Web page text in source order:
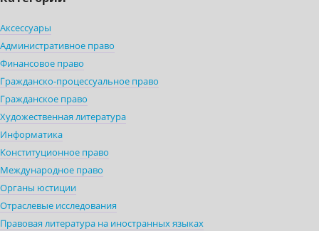
Аксессуары
Административное право
Финансовое право
Гражданско-процессуальное право
Гражданское право
Художественная литература
Информатика
Конституционное право
Международное право
Органы юстиции
Отраслевые исследования
Правовая литература на иностранных языках